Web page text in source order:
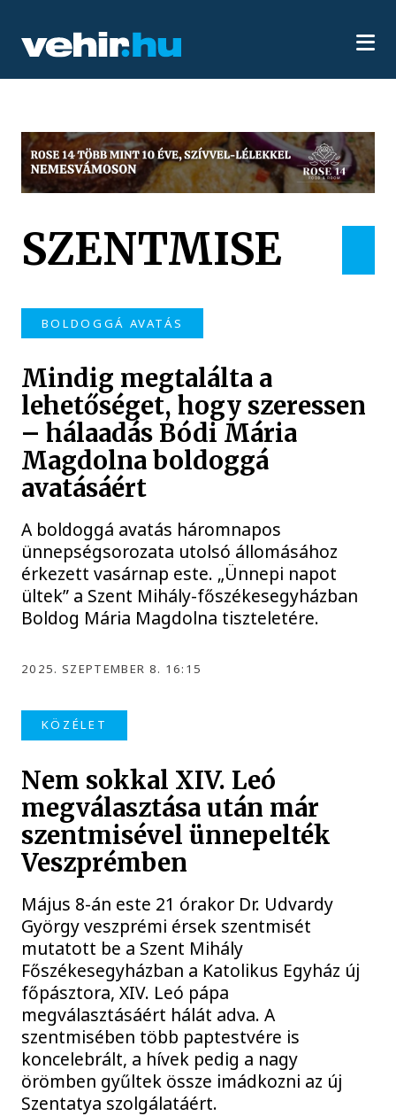
SZENTMISE
BOLDOGGÁ AVATÁS
Mindig megtalálta a
lehetőséget, hogy szeressen
– hálaadás Bódi Mária
Magdolna boldoggá
avatásáért
A boldoggá avatás háromnapos
ünnepségsorozata utolsó állomásához
érkezett vasárnap este. „Ünnepi napot
ültek” a Szent Mihály-főszékesegyházban
Boldog Mária Magdolna tiszteletére.
2025. SZEPTEMBER 8. 16:15
KÖZÉLET
Nem sokkal XIV. Leó
megválasztása után már
szentmisével ünnepelték
Veszprémben
Május 8-án este 21 órakor Dr. Udvardy
György veszprémi érsek szentmisét
mutatott be a Szent Mihály
Főszékesegyházban a Katolikus Egyház új
főpásztora, XIV. Leó pápa
megválasztásáért hálát adva. A
szentmisében több paptestvére is
koncelebrált, a hívek pedig a nagy
örömben gyűltek össze imádkozni az új
Szentatya szolgálatáért.